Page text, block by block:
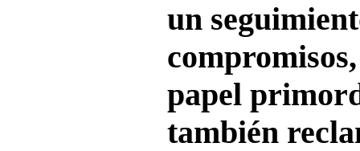
un
papel
también